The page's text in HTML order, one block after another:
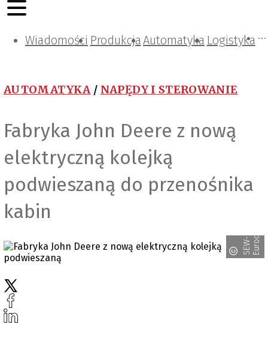
Wiadomości ProdukcjaAutomatyka Logistyka
Projektowanie i konstrukcje
Zarządzanie i IT
Tematy specjalne
AUTOMATYKA / NAPĘDY I STEROWANIE
Fabryka John Deere z nową
elektryczną kolejką
podwieszaną do przenośnika
kabin
S
E
W
-
E
u
r
o
d
r
i
ve